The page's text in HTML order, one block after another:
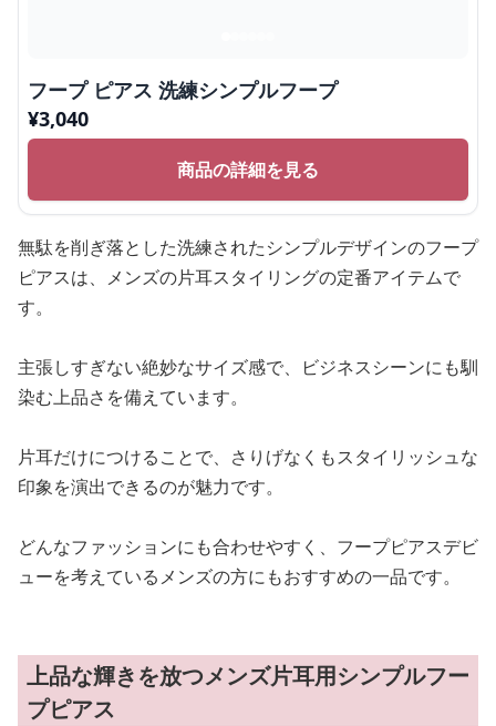
フープ ピアス 洗練シンプルフープ
¥3,040
商品の詳細を見る
無駄を削ぎ落とした洗練されたシンプルデザインのフープ
ピアスは、メンズの片耳スタイリングの定番アイテムで
す。
主張しすぎない絶妙なサイズ感で、ビジネスシーンにも馴
染む上品さを備えています。
片耳だけにつけることで、さりげなくもスタイリッシュな
印象を演出できるのが魅力です。
どんなファッションにも合わせやすく、フープピアスデビ
ューを考えているメンズの方にもおすすめの一品です。
上品な輝きを放つメンズ片耳用シンプルフー
プピアス